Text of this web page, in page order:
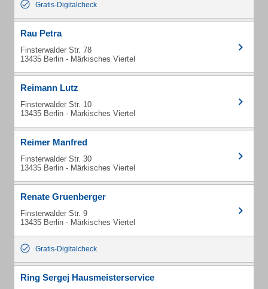
Gratis-Digitalcheck
Rau Petra
Finsterwalder Str. 78
13435 Berlin - Märkisches Viertel
Reimann Lutz
Finsterwalder Str. 10
13435 Berlin - Märkisches Viertel
Reimer Manfred
Finsterwalder Str. 30
13435 Berlin - Märkisches Viertel
Renate Gruenberger
Finsterwalder Str. 9
13435 Berlin - Märkisches Viertel
Gratis-Digitalcheck
Ring Sergej Hausmeisterservice